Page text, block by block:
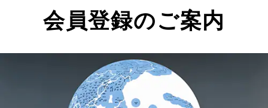
会員登録のご案内